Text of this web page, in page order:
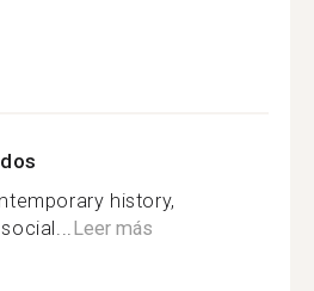
history,
Leer más